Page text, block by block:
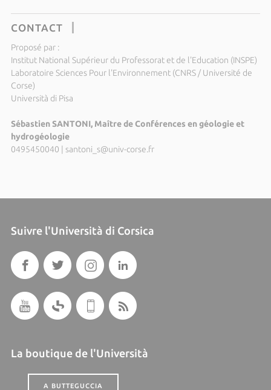
CONTACT
Proposé par :
Institut National Supérieur du Professorat et de l'Education (INSPE)
Laboratoire Sciences Pour l'Environnement (CNRS / Université de
Corse)
Università di Pisa
Sébastien SANTONI, Maître de Conférences en géologie et
hydrogéologie
0495450040
santoni_s@univ-corse.fr
Suivre l'Università di Corsica
La boutique de l'Università
A BUTTEGUCCIA